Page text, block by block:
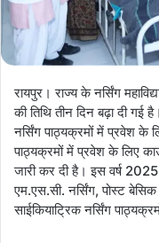
रायपुर। राज्य के नर्सिंग
की तिथि तीन दिन बढ़ा दी गई
नर्सिंग पाठ्यक्रमों में प्रवेश
पाठ्यक्रमों में प्रवेश के लिए
जारी कर दी है। इस वर्ष
एम.एस.सी. नर्सिंग, पोस्ट
साईकियाट्रिक नर्सिंग